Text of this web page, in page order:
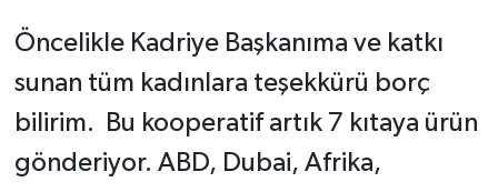
Öncelikle Kadriye Başkanıma ve katkı
sunan tüm kadınlara teşekkürü borç
bilirim. Bu kooperatif artık 7 kıtaya ürün
gönderiyor. ABD, Dubai, Afrika,